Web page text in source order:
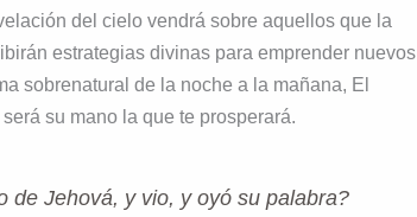
del cielo vendrá sobre aquellos que la
estrategias divinas para emprender nuevos
sobrenatural de la noche a la mañana, El
su mano la que te prosperará.
de Jehová, y vio, y oyó su palabra?